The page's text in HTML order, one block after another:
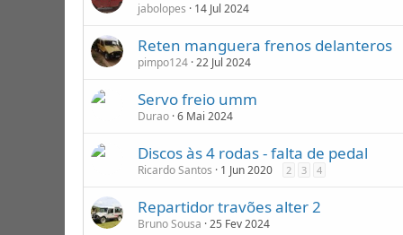
jabolopes 14 Jul 2024
Reten manguera frenos delanteros
pimpo124 22 Jul 2024
Servo freio umm
Durao 6 Mai 2024
Discos às 4 rodas - falta de pedal
Ricardo Santos 1 Jun 2020 2 3 4
Repartidor travões alter 2
Bruno Sousa 25 Fev 2024